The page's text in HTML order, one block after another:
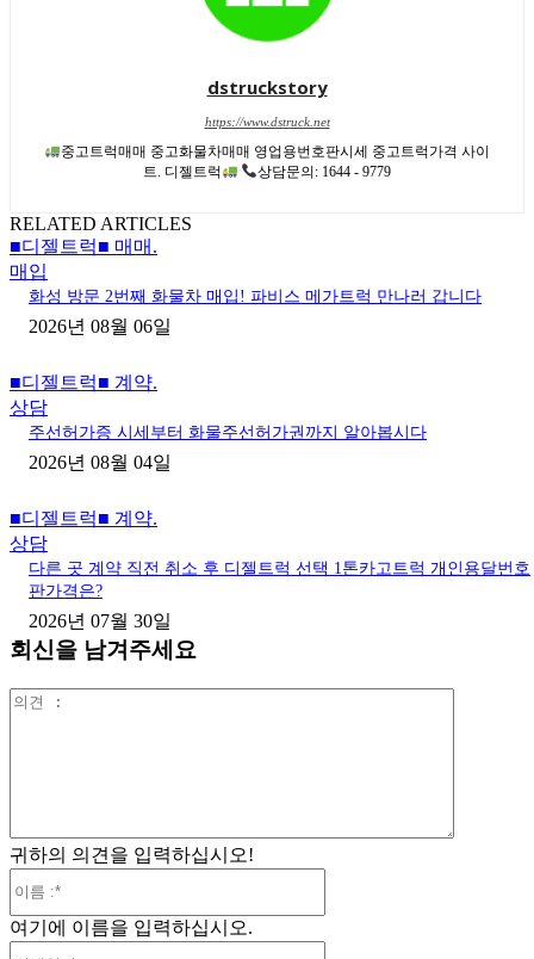
dstruckstory
https://www.dstruck.net
중고트럭매매 중고화물차매매 영업용번호판시세 중고트럭가격 사이
트. 디젤트럭
상담문의: 1644 - 9779
RELATED ARTICLES
■디젤트럭■ 매매.
매입
화성 방문 2번째 화물차 매입! 파비스 메가트럭 만나러 갑니다
2026년 08월 06일
■디젤트럭■ 계약.
상담
주선허가증 시세부터 화물주선허가권까지 알아봅시다
2026년 08월 04일
■디젤트럭■ 계약.
상담
다른 곳 계약 직전 취소 후 디젤트럭 선택 1톤카고트럭 개인용달번호
판가격은?
2026년 07월 30일
회신을 남겨주세요
귀하의 의견을 입력하십시오!
여기에 이름을 입력하십시오.